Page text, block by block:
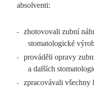
absolventi:
-
zhotovovali zubní
stomatologické
-
prováděli opravy
a dalších
- zpracovávali všechny